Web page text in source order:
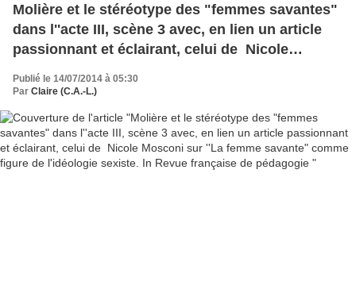
Molière et le stéréotype des "femmes savantes"
dans l''acte III, scène 3 avec, en lien un article
passionnant et éclairant, celui de Nicole
de l'idéologie sexiste. In Revue française de
Publié le 14/07/2014 à 05:30
Par Claire (C.A.-L.)